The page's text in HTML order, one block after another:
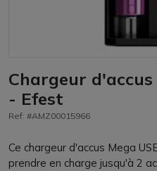
Chargeur
- Efest
Ref: #AMZ00015966
Ce chargeur d'accus Mega
prendre en charge jusqu'à 2